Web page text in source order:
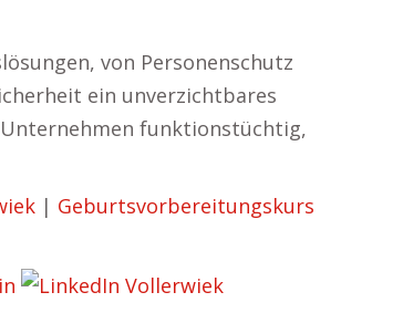
von Personenschutz
ein unverzichtbares
funktionstüchtig,
| Geburtsvorbereitungskurs